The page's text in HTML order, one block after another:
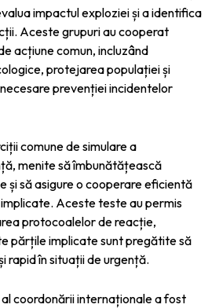
impactul exploziei și a identifica
Aceste grupuri au cooperat
acțiune comun, incluzând
protejarea populației și
prevenției incidentelor
comune de simulare a
menite să îmbunătățească
și să asigure o cooperare eficientă
Aceste teste au permis
protocoalelor de reacție,
părțile implicate sunt pregătite să
rapid în situații de urgență.
coordonării internaționale a fost